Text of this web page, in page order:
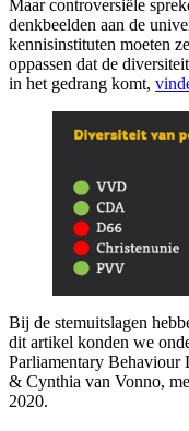
Maar controversiële
denkbeelden aan de
kennisinstituten moeten
oppassen dat de
in het gedrang komt,
Bij de stemuitslagen
dit artikel konden we
Parliamentary Behaviour
& Cynthia van Vonno,
2020.